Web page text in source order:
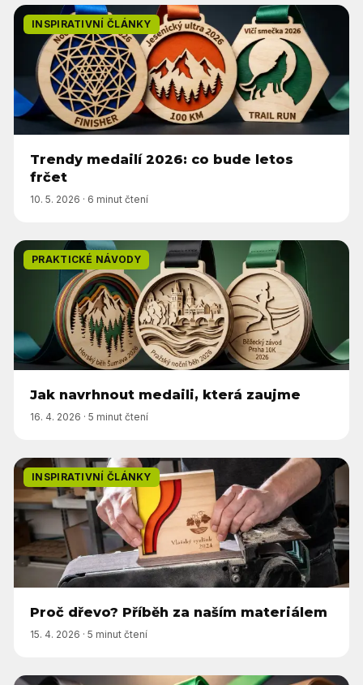
INSPIRATIVNÍ ČLÁNKY
Trendy medailí 2026: co bude letos
frčet
10. 5. 2026 · 6 minut čtení
PRAKTICKÉ NÁVODY
Jak navrhnout medaili, která zaujme
16. 4. 2026 · 5 minut čtení
INSPIRATIVNÍ ČLÁNKY
Proč dřevo? Příběh za naším materiálem
15. 4. 2026 · 5 minut čtení